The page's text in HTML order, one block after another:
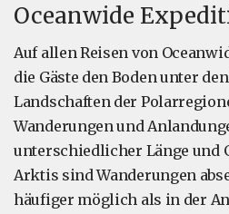
Oceanwide
Auf allen Reisen von
die Gäste den Boden unter
Landschaften der
Wanderungen und
unterschiedlicher Länge und
Arktis sind Wanderungen
häufiger möglich als in der